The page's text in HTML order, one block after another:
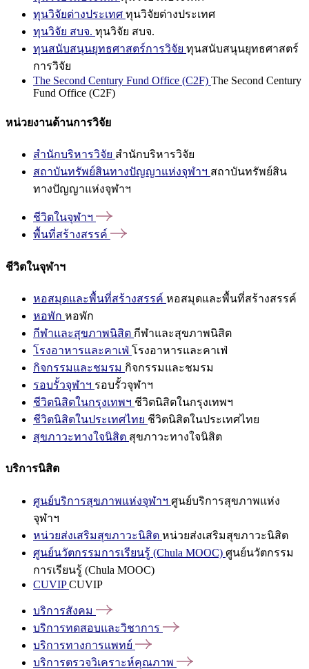
ทุนวิจัยต่างประเทศ ทุนวิจัยต่างประเทศ
ทุนวิจัย สบจ. ทุนวิจัย สบจ.
ทุนสนับสนุนยุทธศาสตร์การวิจัย ทุนสนับสนุนยุทธศาสตร์
การวิจัย
The Second Century Fund Office (C2F) The Second Century
Fund Office (C2F)
หน่วยงานด้านการวิจัย
สำนักบริหารวิจัย สำนักบริหารวิจัย
สถาบันทรัพย์สินทางปัญญาแห่งจุฬาฯ สถาบันทรัพย์สิน
ทางปัญญาแห่งจุฬาฯ
ชีวิตในจุฬาฯ
พื้นที่สร้างสรรค์
ชีวิตในจุฬาฯ
หอสมุดและพื้นที่สร้างสรรค์ หอสมุดและพื้นที่สร้างสรรค์
หอพัก หอพัก
กีฬาและสุขภาพนิสิต กีฬาและสุขภาพนิสิต
โรงอาหารและคาเฟ่ โรงอาหารและคาเฟ่
กิจกรรมและชมรม กิจกรรมและชมรม
รอบรั้วจุฬาฯ รอบรั้วจุฬาฯ
ชีวิตนิสิตในกรุงเทพฯ ชีวิตนิสิตในกรุงเทพฯ
ชีวิตนิสิตในประเทศไทย ชีวิตนิสิตในประเทศไทย
สุขภาวะทางใจนิสิต สุขภาวะทางใจนิสิต
บริการนิสิต
ศูนย์บริการสุขภาพแห่งจุฬาฯ ศูนย์บริการสุขภาพแห่ง
จุฬาฯ
หน่วยส่งเสริมสุขภาวะนิสิต หน่วยส่งเสริมสุขภาวะนิสิต
ศูนย์นวัตกรรมการเรียนรู้ (Chula MOOC) ศูนย์นวัตกรรม
การเรียนรู้ (Chula MOOC)
CUVIPCUVIP
บริการสังคม
บริการทดสอบและวิชาการ
บริการทางการแพทย์
บริการตรวจวิเคราะห์คุณภาพ